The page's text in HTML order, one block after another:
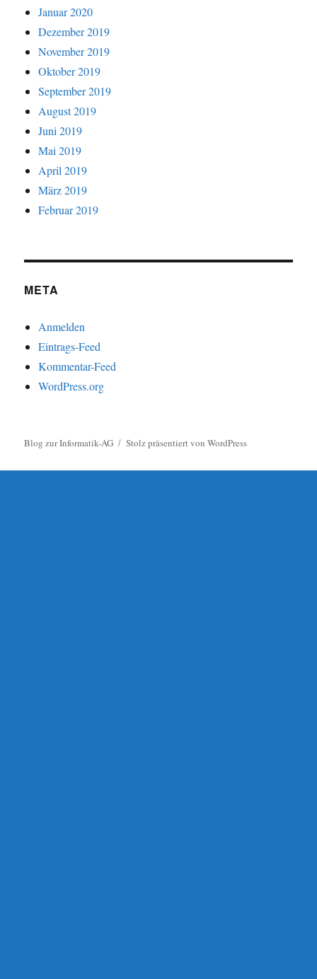
Januar 2020
Dezember 2019
November 2019
Oktober 2019
September 2019
August 2019
Juni 2019
Mai 2019
April 2019
März 2019
Februar 2019
META
Anmelden
Eintrags-Feed
Kommentar-Feed
WordPress.org
Blog zur Informatik-AG Stolz präsentiert von WordPress